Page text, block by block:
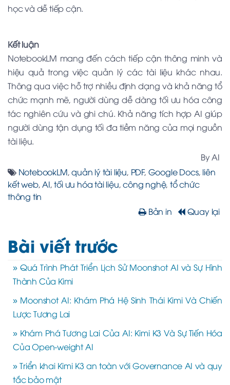
học và dễ tiếp cận.
Kết luận
NotebookLM mang đến cách tiếp cận thông minh và
hiệu quả trong việc quản lý các tài liệu khác nhau.
Thông qua việc hỗ trợ nhiều định dạng và khả năng tổ
chức mạnh mẽ, người dùng dễ dàng tối ưu hóa công
tác nghiên cứu và ghi chú. Khả năng tích hợp AI giúp
người dùng tận dụng tối đa tiềm năng của mọi nguồn
tài liệu.
By AI
NotebookLM,quản lý tài liệu, PDF, Google Docs, liên
kết web,AI,tối ưu hóa tài liệu,công nghệ,tổ chức
thông tin
Bản in
Quay lại
Bài viết trước
» Quá Trình Phát Triển Lịch Sử Moonshot AI và Sự Hình
Thành Của Kimi
» Moonshot AI: Khám Phá Hệ Sinh Thái Kimi Và Chiến
Lược Tương Lai
» Khám Phá Tương Lai Của AI: Kimi K3 Và Sự Tiến Hóa
Của Open-weight AI
» Triển khai Kimi K3 an toàn với Governance AI và quy
tắc bảo mật